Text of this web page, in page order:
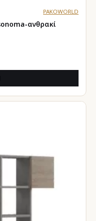
PAKOWORLD